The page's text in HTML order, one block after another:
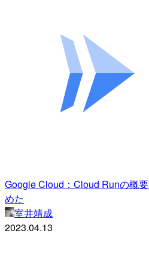
Google Cloud：Cloud Runの概
めた
室井靖成
2023.04.13